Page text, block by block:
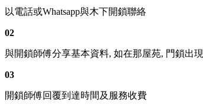
以電話或Whatsapp與木下開鎖聯絡
02
與開鎖師傅分享基本資料, 如在那屋苑, 門鎖出
03
開鎖師傅回覆到達時間及服務收費